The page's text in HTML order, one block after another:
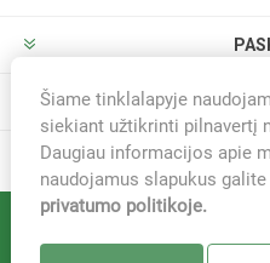
Šiame tinklalapyje
siekiant užtikrinti pilnavertį
Daugiau informacijos apie
naudojamus slapukus
privatumo politikoje.